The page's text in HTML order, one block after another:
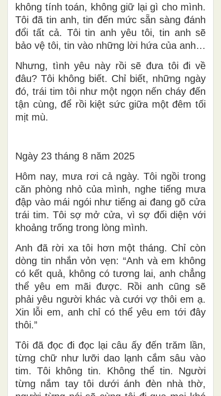
không tính toán, không giữ lại gì cho mình.
Tôi đã tin anh, tin đến mức sẵn sàng đánh
đổi tất cả. Tôi tin anh yêu tôi, tin anh sẽ
bảo vệ tôi, tin vào những lời hứa của anh…
Nhưng, tình yêu này rồi sẽ đưa tôi đi về
đâu? Tôi không biết. Chỉ biết, những ngày
đó, trái tim tôi như một ngọn nến cháy đến
tận cùng, để rồi kiệt sức giữa một đêm tối
mịt mù.
Ngày 23 tháng 8 năm 2025
Hôm nay, mưa rơi cả ngày. Tôi ngồi trong
căn phòng nhỏ của mình, nghe tiếng mưa
đập vào mái ngói như tiếng ai đang gõ cửa
trái tim. Tôi sợ mở cửa, vì sợ đối diện với
khoảng trống trong lòng mình.
Anh đã rời xa tôi hơn một tháng. Chỉ còn
dòng tin nhắn vỏn vẹn: “Anh và em không
có kết quả, không có tương lai, anh chẳng
thể yêu em mãi được. Rồi anh cũng sẽ
phải yêu người khác và cưới vợ thôi em ạ.
Xin lỗi em, anh chỉ có thể yêu em tới đây
thôi.”
Tôi đã đọc đi đọc lại câu ấy đến trăm lần,
từng chữ như lưỡi dao lạnh cắm sâu vào
tim. Tôi không tin. Không thể tin. Người
từng nắm tay tôi dưới ánh đèn nhà thờ,